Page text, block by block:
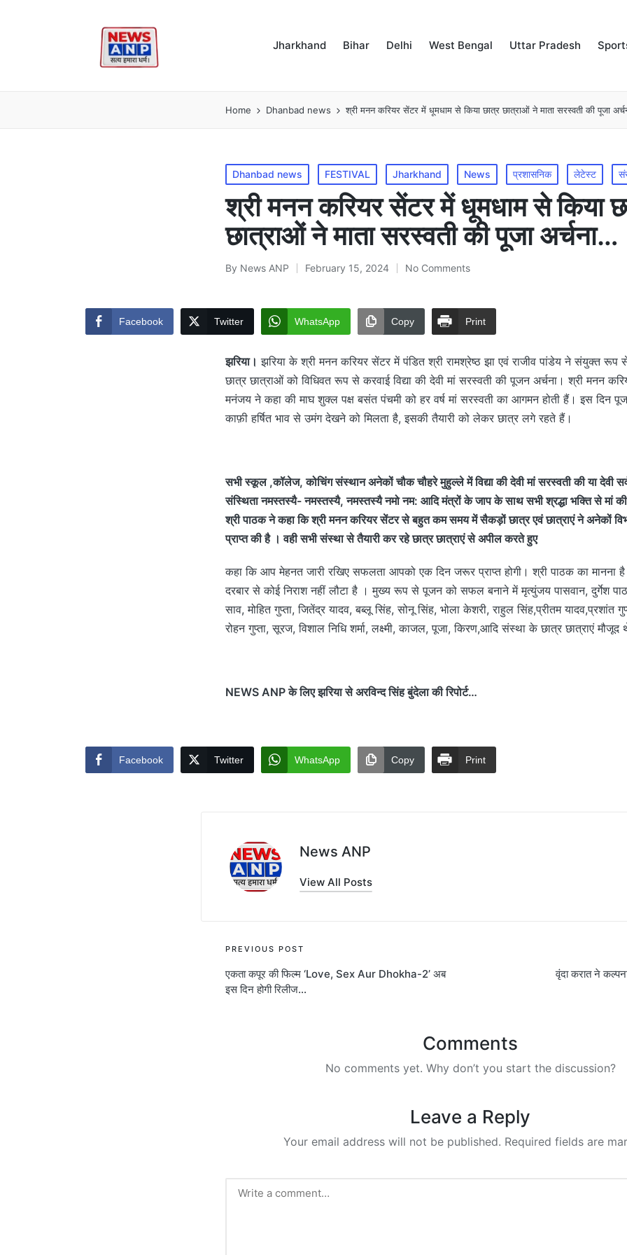
Jharkhand Bihar Delhi West Bengal Uttar Pradesh
Home Dhanbad news श्री मनन करियर सेंटर में धूमधाम से किया छात्र छात्राओं ने माता सरस्वती की पूजा
Posted
in
Dhanbad news FESTIVAL Jharkhand News प्रशासनिक लेटेस्ट
श्री मनन करियर सेंटर में धूमधाम से किया
छात्राओं ने माता सरस्वती की पूजा अर्चना…
Posted
By News ANP February 15, 2024 No Comments
Facebook Twitter WhatsApp Copy Print
झरिया। झरिया के श्री मनन करियर सेंटर में पंडित श्री रामश्रेष्ठ झा एवं राजीव पांडेय ने संयुक्त
छात्र छात्राओं को विधिवत रूप से करवाई विद्या की देवी मां सरस्वती की पूजन अर्चना। श्री मनन
मनंजय ने कहा की माघ शुक्ल पक्ष बसंत पंचमी को हर वर्ष मां सरस्वती का आगमन होती हैं। इस दिन पूजन
काफ़ी हर्षित भाव से उमंग देखने को मिलता है, इसकी तैयारी को लेकर छात्र लगे रहते हैं।
सभी स्कूल ,कॉलेज, कोचिंग संस्थान अनेकों चौक चौहरे मुहुल्ले में विद्या की देवी मां सरस्वती की या देवी
संस्थिता नमस्तस्यै- नमस्तस्यै, नमस्तस्यै नमो नम: आदि मंत्रों के जाप के साथ सभी श्रद्धा भक्ति से मां
श्री पाठक ने कहा कि श्री मनन करियर सेंटर से बहुत कम समय में सैकड़ों छात्र एवं छात्राएं ने अनेकों
प्राप्त की है । वही सभी संस्था से तैयारी कर रहे छात्र छात्राएं से अपील करते हुए
कहा कि आप मेहनत जारी रखिए सफलता आपको एक दिन जरूर प्राप्त होगी। श्री पाठक का मानना
दरबार से कोई निराश नहीं लौटा है । मुख्य रूप से पूजन को सफल बनाने में मृत्युंजय पासवान, दुर्गेश
साव, मोहित गुप्ता, जितेंद्र यादव, बब्लू सिंह, सोनू सिंह, भोला केशरी, राहुल सिंह,प्रीतम यादव,प्रशांत
रोहन गुप्ता, सूरज, विशाल निधि शर्मा, लक्ष्मी, काजल, पूजा, किरण,आदि संस्था के छात्र छात्राएं मौजूद
NEWS ANP के लिए झरिया से अरविन्द सिंह बुंदेला की रिपोर्ट…
Facebook Twitter WhatsApp Copy Print
News ANP
View All Posts
Post
navigation
PREVIOUS POST
एकता कपूर की फिल्म ‘Love, Sex Aur Dhokha-2’ अब
इस दिन होगी रिलीज…
वृंदा करात ने
Comments
No comments yet. Why don’t you start the discussion?
Leave a Reply
Your email address will not be published. Required fields are